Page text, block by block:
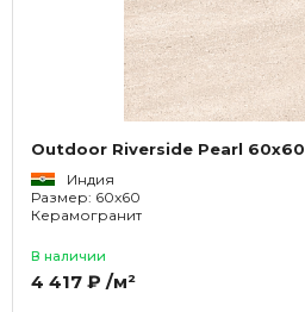
Outdoor Riverside Pearl 60x60
Индия
Размер: 60x60
Керамогранит
В наличии
4 417 ₽ /м²